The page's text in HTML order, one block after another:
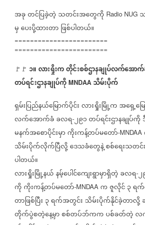
အခုတင်ပြခဲ့တဲ့ သတင်းအတွေကို Radio NUG
မှပေးပို့ထားတာဖြစ်ပါတယ်။
========================
========================
🚩🚩 ၁။လားရှိုးကတိုင်းစစ်ဌာနချုပ်လက်အော
တပ်ရင်းဌာနချုပ်ကို MNDAA သိမ်းပိုက်
ရှမ်းပြည်နယ်မြောက်ပိုင်းလားရှိုးမြို့ကအရှေ့မြ
လက်အောက်ခံခလရ-၂၉၁တပ်ရင်းဌာနချုပ်ကို
မနက်အစောပိုင်းမှာကိုးကန့်တပ်မတော်-MNDAA
သိမ်းပိုက်လိုက်ပြီလို့ဒေသခံတွေနဲ့စစ်ရေးသတင်
ပါတယ်။
လားရှိုးမြို့နယ်နမ့်ပေါင်ကျေးရွာမှာရှိတဲ့ခလရ-၂
ကိုကိုးကန့်တပ်မတော်-MNDAA ကဇူလိုင်၃ရ
တာဖြစ်ပြီး ၃ရက်အတွင်း သိမ်းပိုက်နိုင်ခဲ့တာလို့
တိုက်ပွဲစတဲ့နေ့မှာစစ်တပ်ဘ်ကကပစ်ခတ်တဲ့လ